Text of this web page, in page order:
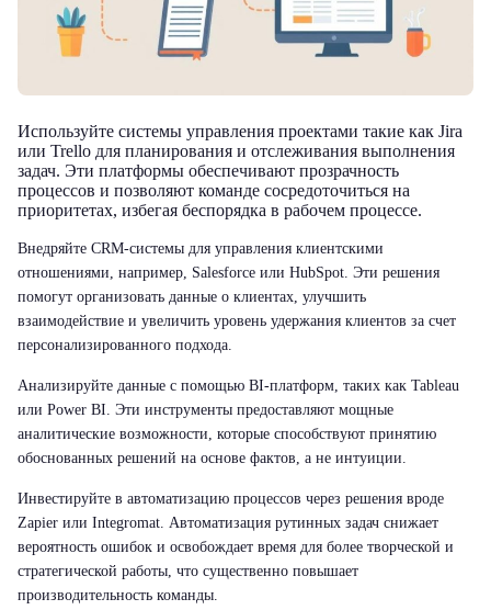
Используйте системы управления проектами такие как Jira
или Trello для планирования и отслеживания выполнения
задач. Эти платформы обеспечивают прозрачность
процессов и позволяют команде сосредоточиться на
приоритетах, избегая беспорядка в рабочем процессе.
Внедряйте CRM-системы для управления клиентскими
отношениями, например, Salesforce или HubSpot. Эти решения
помогут организовать данные о клиентах, улучшить
взаимодействие и увеличить уровень удержания клиентов за счет
персонализированного подхода.
Анализируйте данные с помощью BI-платформ, таких как Tableau
или Power BI. Эти инструменты предоставляют мощные
аналитические возможности, которые способствуют принятию
обоснованных решений на основе фактов, а не интуиции.
Инвестируйте в автоматизацию процессов через решения вроде
Zapier или Integromat. Автоматизация рутинных задач снижает
вероятность ошибок и освобождает время для более творческой и
стратегической работы, что существенно повышает
производительность команды.